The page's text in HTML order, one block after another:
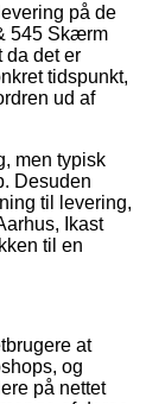
på de
545 Skærm
da det er
tidspunkt,
ud af
men typisk
Desuden
til levering,
Ikast
til en
at
og
på nettet